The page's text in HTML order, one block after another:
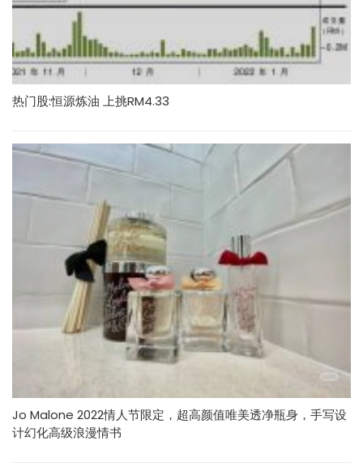
热门股:恒源炼油 上挑RM4.33
Jo Malone 2022情人节限定，超高颜值唯美透净瓶身，手写设
计幻化高级浪漫情书